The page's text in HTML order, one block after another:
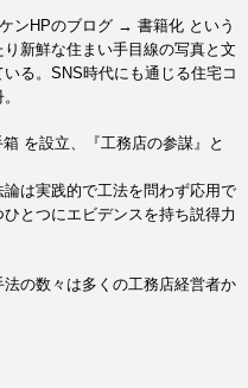
ンHPのブログ → 書籍化 という
新鮮な住まい手目線の写真と文
る。 SNS時代にも通じる住宅コ
を設立、『工務店の参謀』と
は実践的で工法を問わず応用で
とつにエビデンスを持ち説得力
の数々は多くの工務店経営者か